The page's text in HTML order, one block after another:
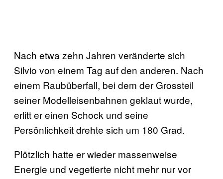
Nach etwa zehn Jahren veränderte sich
Silvio von einem Tag auf den anderen. Nach
einem Raubüberfall, bei dem der Grossteil
seiner Modelleisenbahnen geklaut wurde,
erlitt er einen Schock und seine
Persönlichkeit drehte sich um 180 Grad.
Plötzlich hatte er wieder massenweise
Energie und vegetierte nicht mehr nur vor